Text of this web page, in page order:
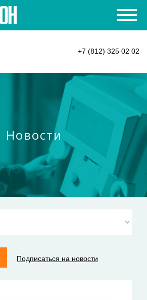
+7 (812) 325 02 02
Новости
Подписаться на новости